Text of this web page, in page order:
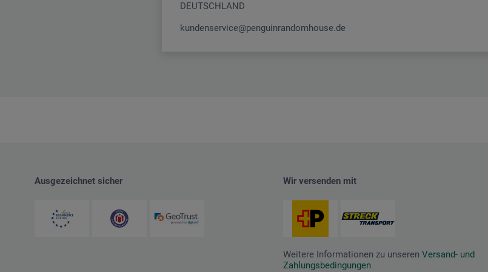
DEUTSCHLAND
kundenservice@penguinrandomhouse.de
Ausgezeichnet sicher Wir versenden mit
Weitere Informationen zu unseren Versand- und
Zahlungsbedingungen